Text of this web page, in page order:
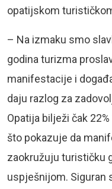
opatijskom
– Na izmaku smo
godina turizma
manifestacije i
daju razlog za
Opatija bilježi čak
što pokazuje da
zaokružuju turističku
uspješnijom. Siguran